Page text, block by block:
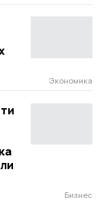
Экономика
Бизнес